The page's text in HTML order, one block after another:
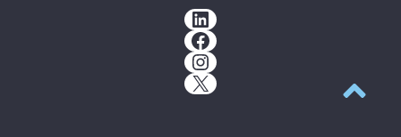
LinkedIn
Facebook
Instagram
X
Takaisin